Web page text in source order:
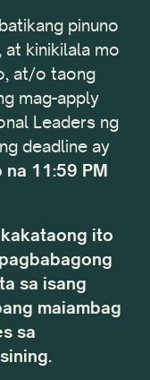
pinuno
kinikilala mo
at/o taong
mag-apply
Leaders ng
deadline ay
11:59 PM
ito
sa isang
maiambag
sa